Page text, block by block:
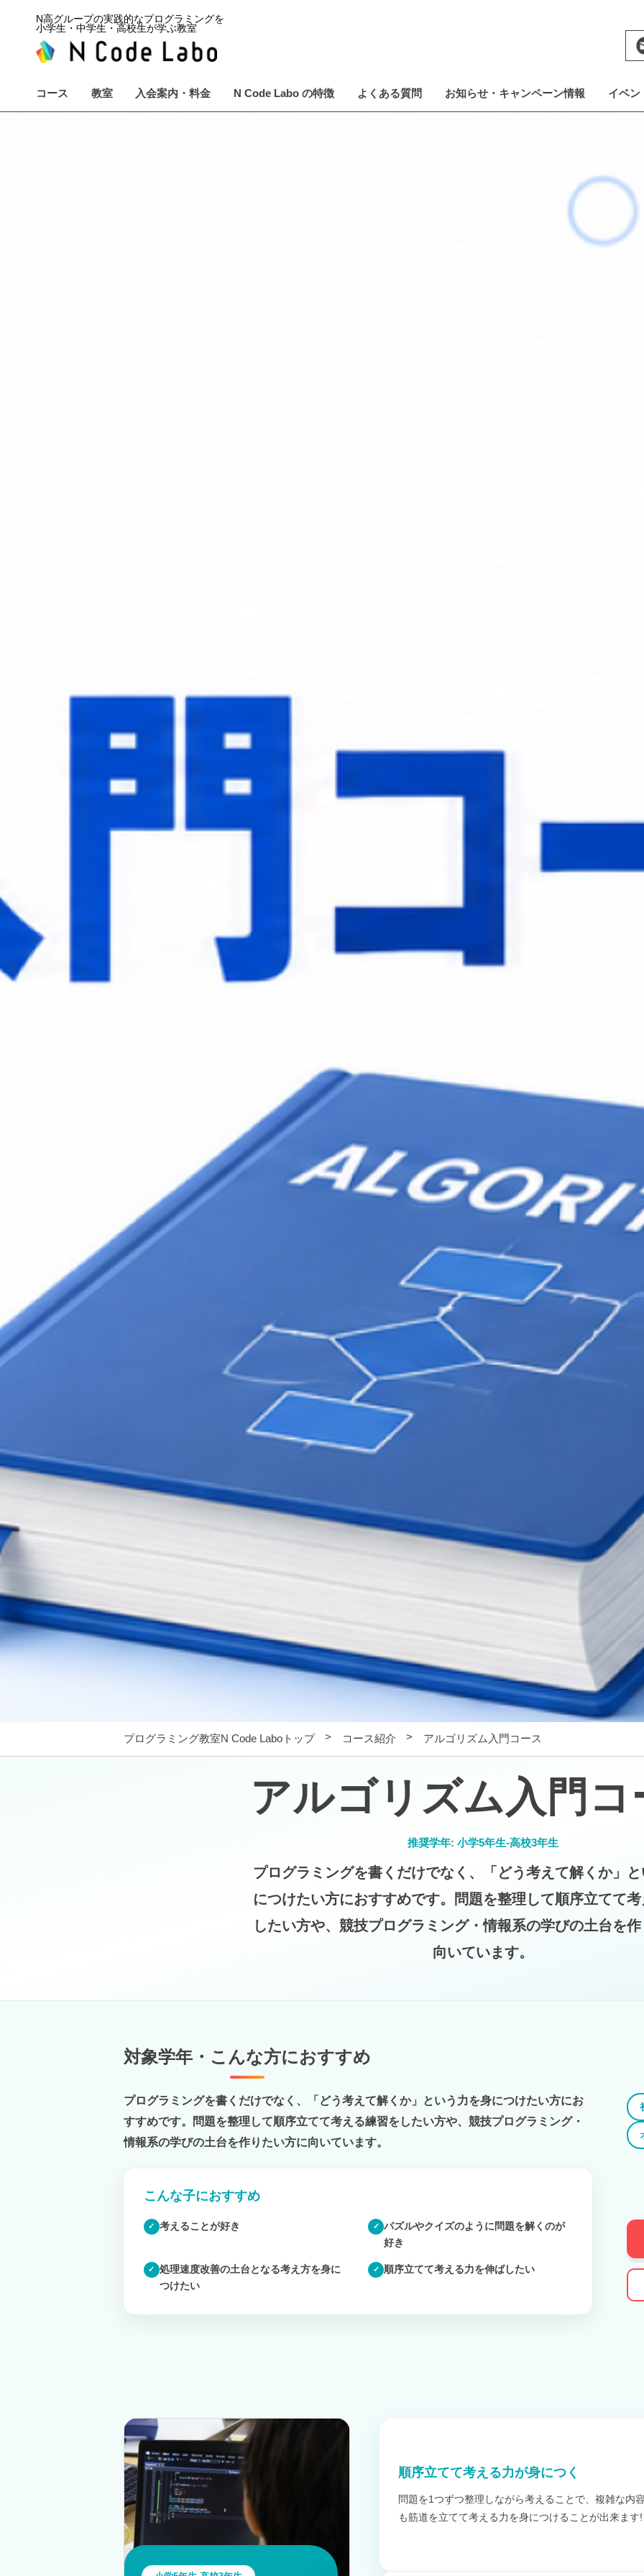
N高グループの実践的なプログラミングを
小学生・中学生・高校生が学ぶ教室
コース 教室 入会案内・料金 N Code Labo の特徴 よくある質問 お知らせ・キャンペーン情報 イベン
プログラミング教室N Code Laboトップ コース紹介 アルゴリズム入門コース
アルゴリズム入門コ
推奨学年: 小学5年生-高校3年生
プログラミングを書くだけでなく、「どう考えて解くか」
につけたい方におすすめです。問題を整理して順序立てて
したい方や、競技プログラミング・情報系の学びの土台を
向いています。
対象学年・こんな方におすすめ
プログラミングを書くだけでなく、「どう考えて解くか」という力を身につけたい方にお
すすめです。問題を整理して順序立てて考える練習をしたい方や、競技プログラミング・
情報系の学びの土台を作りたい方に向いています。
こんな子におすすめ
✓ 考えることが好き ✓ パズルやクイズのように問題を解くのが
好き
✓
処理速度改善の土台となる考え方を身に
つけたい
✓ 順序立てて考える力を伸ばしたい
順序立てて考える力が身につく
問題を1つずつ整理しながら考えることで、複雑な内
も筋道を立てて考える力を身につけることが出来ます!